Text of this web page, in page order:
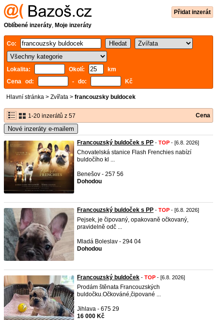
Přidat inzerát
Oblíbené inzeráty, Moje inzeráty
Co:
Lokalita: Okolí:
km
Cena od:
- do: Kč
Hlavní stránka > Zvířata > francouzsky buldocek
1-20 inzerátů z 57 Cena
Nové inzeráty e-mailem
Francouzský buldoček s PP - TOP - [6.8. 2026]
Chovatelská stanice Flash Frenchies nabízí
buldočího kl ...
Benešov - 257 56
Dohodou
Francouzský buldoček s PP - TOP - [6.8. 2026]
Pejsek, je čipovaný, opakovaně očkovaný,
pravidelně odč ...
Mladá Boleslav - 294 04
Dohodou
Francouzský buldoček - TOP - [6.8. 2026]
Prodám štěnata Francouzských
buldočku.Očkováné,čipované ...
Jihlava - 675 29
16 000 Kč